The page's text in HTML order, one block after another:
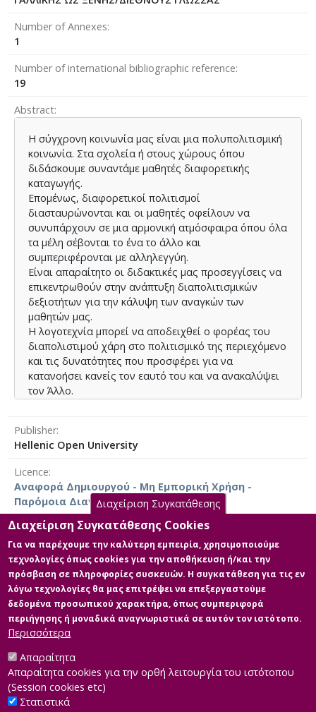
Number of Annexes
1
Number of international bibliographic reference
19
Abstract
Η σύγχρονη κοινωνία μας είναι μια πολυπολιτισμική
κοινωνία. Στα σχολεία ή στους χώρους όπου
διδάσκουμε συναντάμε μαθητές διαφορετικής
καταγωγής.
Επομένως, διαφορετικοί πολιτισμοί
διασταυρώνονται και οι μαθητές οφείλουν να
συνυπάρχουν σε μια αρμονική ατμόσφαιρα όπου όλα
τα μέλη σέβονται το ένα το άλλο και
συμπεριφέρονται με αλληλεγγύη.
Είναι απαραίτητο οι διδακτικές μας προσεγγίσεις να
επικεντρωθούν στην ανάπτυξη διαπολιτισμικών
δεξιοτήτων για την κάλυψη των αναγκών των
μαθητών μας.
Η λογοτεχνία μπορεί να αποδειχθεί ο φορέας του
διαπολιστιμού χάρη στο πολιτισμικό της περιεχόμενο
και τις δυνατότητες που προσφέρει για να
κατανοήσει κανείς τον εαυτό του και να ανακαλύψει
τον Άλλο.
λογοτεχνίας και της ανάπτυξης της
διαπολιτισμικότητας μεταξύ των μαθητών.
Publisher
Hellenic Open University
Licence
Αναφορά Δημιουργού - Μη Εμπορική Χρήση -
Παρόμοια Διανομή 4.0 Διεθνές
Main Files
514833_ΕΛΕΥΣΙΝΙΩΤΗ ΕΛΕΥΘΕΡΙΑ
Description:
514833_ΕΛΕΥΣΙΝΙΩΤΗ_ΕΛΕΥΘΕΡΙΑ.pdf
Διαχείριση Συγκατάθεσης
Διαχείριση Συγκατάθεσης Cookies
Για να παρέχουμε την καλύτερη εμπειρία, χρησιμοποιούμε
τεχνολογίες όπως cookies για την αποθήκευση ή/και την
πρόσβαση σε πληροφορίες συσκευών. Η συγκατάθεση για τις εν
λόγω τεχνολογίες θα μας επιτρέψει να επεξεργαστούμε
δεδομένα προσωπικού χαρακτήρα, όπως συμπεριφορά
περιήγησης ή μοναδικά αναγνωριστικά σε αυτόν τον ιστότοπο.
Περισσότερα
Απαραίτητα
Απαραίτητα cookies για την ορθή λειτουργία του ιστότοπου
(Session cookies etc)
Στατιστικά